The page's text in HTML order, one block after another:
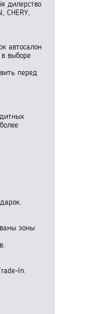
дилерство
CHERY,
автосалон
выборе
перед
зоны
In.